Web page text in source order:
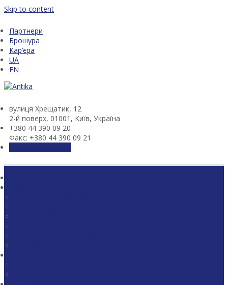
Skip to content
Партнери
Брошура
Кар’єра
UA
EN
вулиця Хрещатик, 12
2-й поверх, 01001, Київ, Україна
+380 44 390 09 20
Факс: +380 44 390 09 21